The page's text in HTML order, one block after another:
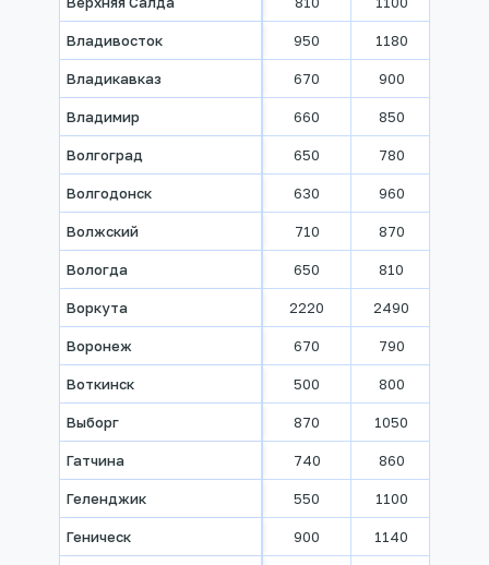
Владивосток 950 1180
Владикавказ 670 900
Владимир 660 850
Волгоград 650 780
Волгодонск 630 960
Волжский 710 870
Вологда 650 810
Воркута 2220 2490
Воронеж 670 790
Воткинск 500 800
Выборг 870 1050
Гатчина 740 860
Геленджик 550 1100
Геническ 900 1140